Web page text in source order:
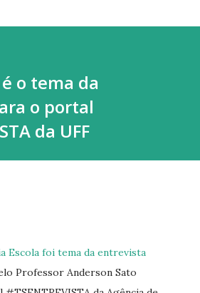
o tema da
o portal
da UFF
Escola foi tema da entrevista
Professor Anderson Sato